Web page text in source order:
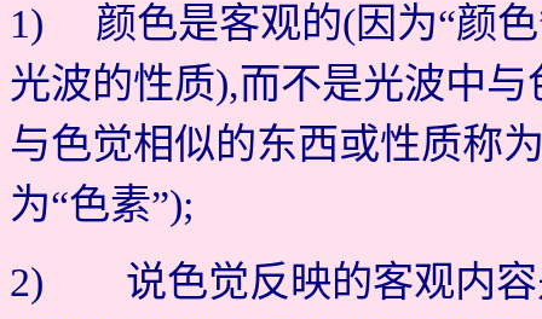
1) 颜色是客观的(因为“颜色
光波的性质),而不是光波中
与色觉相似的东西或性质称
为“色素”);
2) 说色觉反映的客观内容